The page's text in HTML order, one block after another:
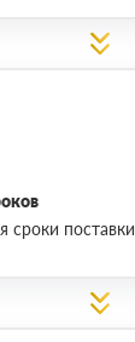
сроки поставки